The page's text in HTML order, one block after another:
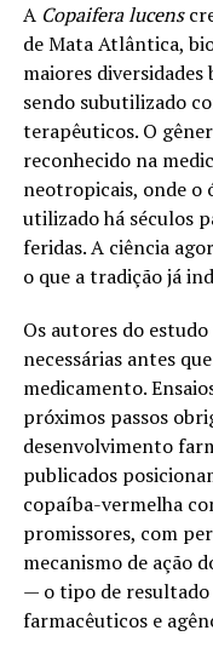
A Copaifera lucens
de Mata Atlântica,
maiores
sendo subutilizado
terapêuticos. O
reconhecido na
neotropicais, onde
utilizado há séculos
feridas. A ciência
o que a tradição já
Os autores do
necessárias antes
medicamento.
próximos passos
desenvolvimento
publicados
copaíba-vermelha
promissores, com
mecanismo de ação
— o tipo de
farmacêuticos e